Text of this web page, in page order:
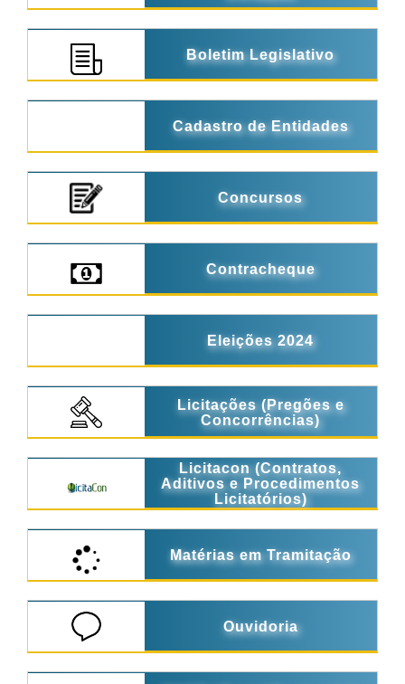
Boletim Legislativo
Cadastro de Entidades
Concursos
Contracheque
Eleições 2024
Licitações (Pregões e
Concorrências)
Licitacon (Contratos,
Aditivos e Procedimentos
Licitatórios)
Matérias em Tramitação
Ouvidoria